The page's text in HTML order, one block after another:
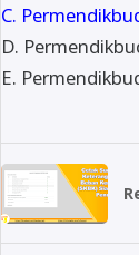
C.
D.
E.